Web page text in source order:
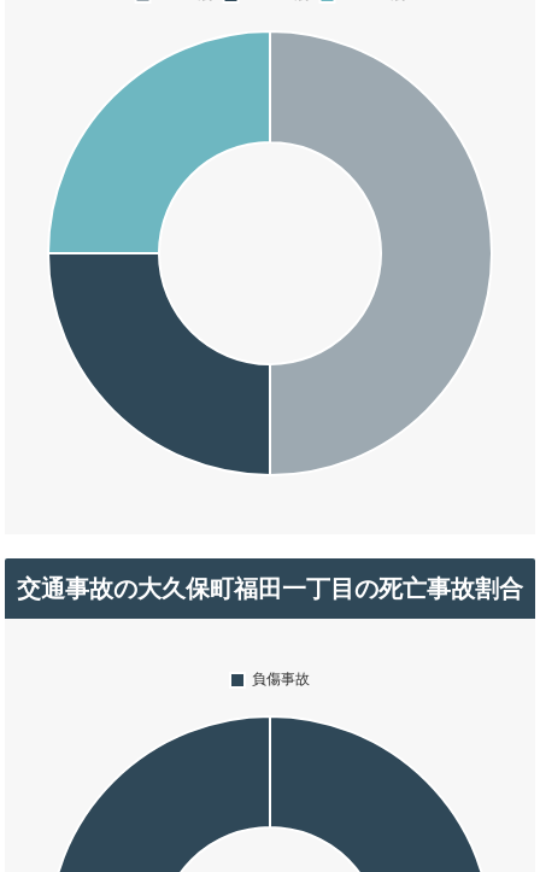
交通事故の大久保町福田一丁目の死亡事故割合